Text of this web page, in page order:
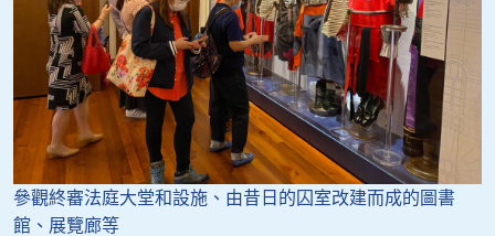
參觀終審法庭大堂和設施、由昔日的囚室改建而成的圖書
館、展覽廊等